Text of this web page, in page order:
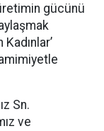
gücünü
Sn.
ve